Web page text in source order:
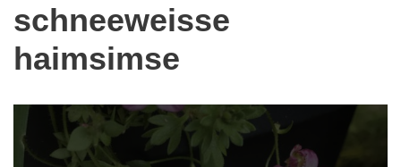
schneeweisse
haimsimse